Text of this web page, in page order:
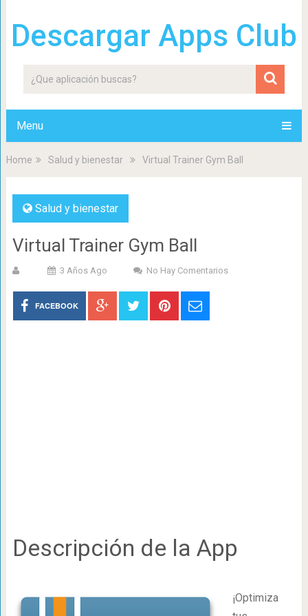
Descargar Apps Club
Menu
Home Salud y bienestar Virtual Trainer Gym Ball
Salud y bienestar
Virtual Trainer Gym Ball
3 Años Ago No Hay Comentarios
FACEBOOK
Descripción de la App
¡Optimiza